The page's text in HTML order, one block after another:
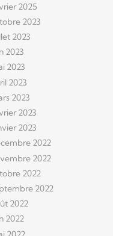
2025
2023
2023
2023
2023
2023
2023
2023
2023
2022
2022
2022
2022
2022
2022